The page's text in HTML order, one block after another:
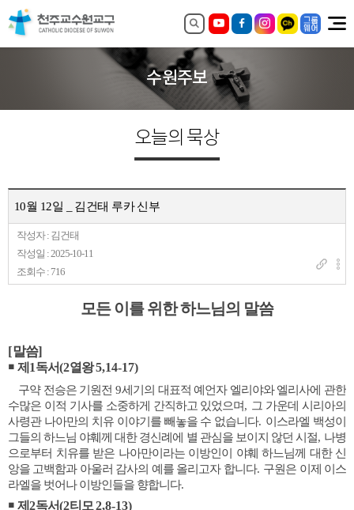
수원주보
오늘의 묵상
10월 12일 _ 김건태 루카 신부
작성자 : 김건태
작성일 : 2025-10-11
조회수 : 716
모든 이를 위한 하느님의 말씀
[말씀]
￭ 제 1독서(2열왕5,14-17)
구약 전승은 기원전9세기의 대표적 예언자 엘리야와 엘리사에 관한
수많은 이적 기사를 소중하게 간직하고 있었으며, 그 가운데 시리아의
사령관 나아만의 치유 이야기를 빼놓을 수 없습니다. 이스라엘 백성이
그들의 하느님 야훼께 대한 경신례에 별 관심을 보이지 않던 시절, 나병
으로부터 치유를 받은 나아만이라는 이방인이 야훼 하느님께 대한 신
앙을 고백함과 아울러 감사의 예를 올리고자 합니다. 구원은 이제 이스
라엘을 벗어나 이방인들을 향합니다.
￭ 제 2독서(2티모2,8-13)